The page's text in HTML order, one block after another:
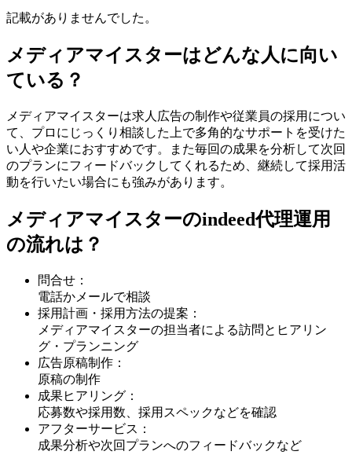
記載がありませんでした。
メディアマイスターはどんな人に向い
ている？
メディアマイスターは求人広告の制作や従業員の採用につい
て、プロにじっくり相談した上で多角的なサポートを受けた
い人や企業におすすめです。また毎回の成果を分析して次回
のプランにフィードバックしてくれるため、継続して採用活
動を行いたい場合にも強みがあります。
メディアマイスターのindeed代理運用
の流れは？
問合せ：
電話かメールで相談
採用計画・採用方法の提案：
メディアマイスターの担当者による訪問とヒアリン
グ・プランニング
広告原稿制作：
原稿の制作
成果ヒアリング：
応募数や採用数、採用スペックなどを確認
アフターサービス：
成果分析や次回プランへのフィードバックなど